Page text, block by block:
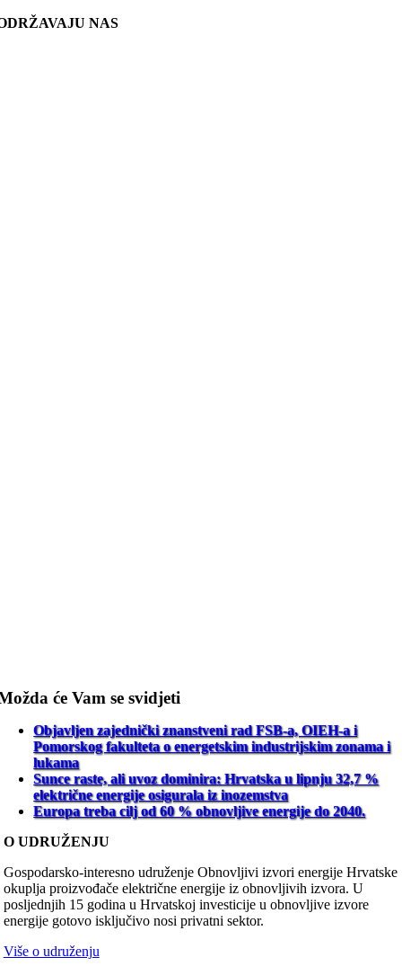
NAS
će Vam se svidjeti
Objavljen zajednički znanstveni rad FSB-a, OIEH-a i
Pomorskog fakulteta o energetskim industrijskim zonama i
lukama
Sunce raste, ali uvoz dominira: Hrvatska u lipnju 32,7 %
električne energije osigurala iz inozemstva
Europa treba cilj od 60 % obnovljive energije do 2040.
O UDRUŽENJU
Gospodarsko-interesno udruženje Obnovljivi izvori energije Hrvatske
okuplja proizvođače električne energije iz obnovljivih izvora. U
posljednjih 15 godina u Hrvatskoj investicije u obnovljive izvore
energije gotovo isključivo nosi privatni sektor.
Više o udruženju